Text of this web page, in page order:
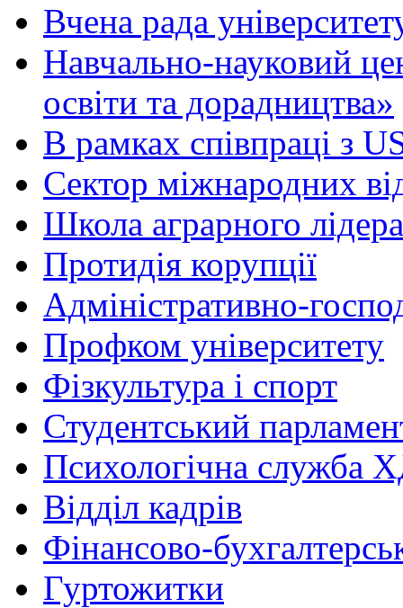
Вчена рада
Навчально-науковий
освіти та дорадництва»
В рамках співпраці з
Сектор міжнародних
Школа аграрного лідера
Протидія корупції
Адміністративно-
Профком університету
Фізкультура і спорт
Студентський
Психологічна служба
Відділ кадрів
Фінансово-
Гуртожитки